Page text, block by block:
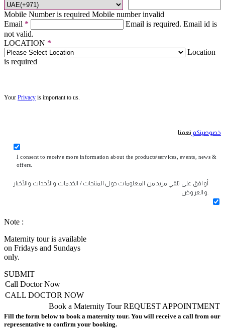
Mobile Number is required Mobile number invalid
Email * Email is required. Email id is
not valid.
LOCATION *
Location
is required
Your Privacy is important to us.
خصوصيتكم تهمنا
I consent to receive more information about the products/services, events, news &
offers.
أوافق على تلقي مزيد من المعلومات حول المنتجات / الخدمات والأحداث والأخبار
والعروض.
Note :
Maternity tour is available
on Fridays and Sundays
only.
SUBMIT
Call Doctor Now
CALL DOCTOR NOW
REQUEST APPOINTMENT
Book a Maternity Tour
Fill the form below to book a maternity tour. You will receive a call from our
representative to confirm your booking.